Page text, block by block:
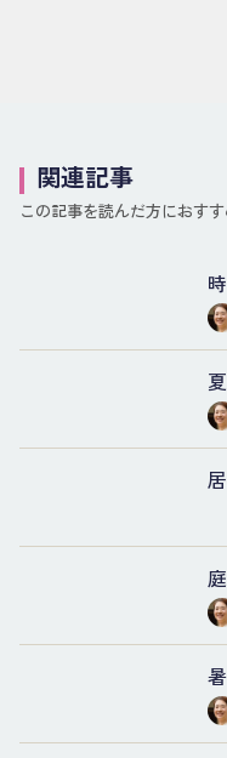
関連記事
この記事を読んだ方におす